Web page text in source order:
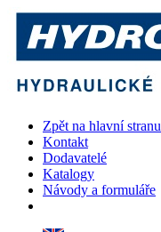
Zpět na hlavní stranu
Kontakt
Dodavatelé
Katalogy
Návody a formuláře